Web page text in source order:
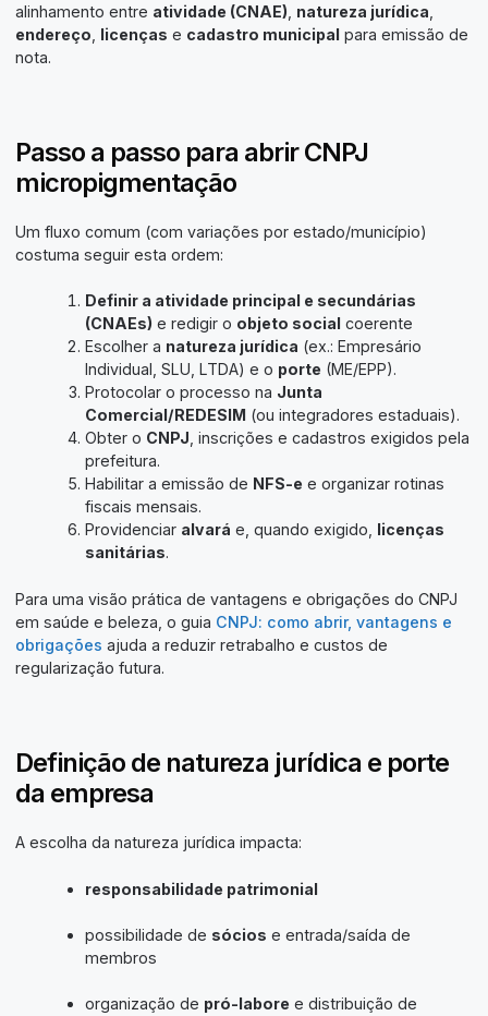
alinhamento entre atividade (CNAE) natureza jurídica
endereço licenças e cadastro municipal para emissão de
nota.
Passo a passo para abrir CNPJ
micropigmentação
Um fluxo comum (com variações por estado/município)
costuma seguir esta ordem:
Definir a atividade principal e secundárias
(CNAEs) e redigir o objeto social coerente
Escolher a natureza jurídica (ex.: Empresário
Individual, SLU, LTDA) e o porte (ME/EPP).
Protocolar o processo na Junta
Comercial/REDESIM (ou integradores estaduais).
Obter o CNPJ , inscrições e cadastros exigidos pela
prefeitura.
Habilitar a emissão de NFS-e e organizar rotinas
fiscais mensais.
Providenciar alvará e, quando exigido, licenças
sanitárias.
Para uma visão prática de vantagens e obrigações do CNPJ
em saúde e beleza, o guia CNPJ: como abrir, vantagens e
obrigações ajuda a reduzir retrabalho e custos de
regularização futura.
Definição de natureza jurídica e porte
da empresa
A escolha da natureza jurídica impacta:
responsabilidade patrimonial
possibilidade de sócios e entrada/saída de
membros
organização de pró-labore e distribuição de